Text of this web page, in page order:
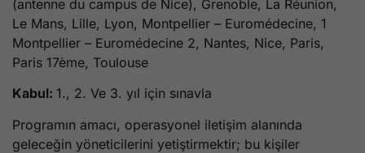
(antenne du campus de Nice), Grenoble, La Réunion,
Le Mans, Lille, Lyon, Montpellier – Euromédecine, 1
Montpellier – Euromédecine 2, Nantes, Nice, Paris,
Paris 17ème, Toulouse
Kabul: 1., 2. Ve 3. yıl için sınavla
Programın amacı, operasyonel iletişim alanında
geleceğin yöneticilerini yetiştirmektir; bu kişiler